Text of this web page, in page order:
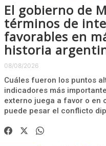
El gobierno de
términos de
favorables en
historia
08/08/2026
Cuáles fueron los puntos
indicadores más
externo juega a favor o en
puede pesar el conflicto